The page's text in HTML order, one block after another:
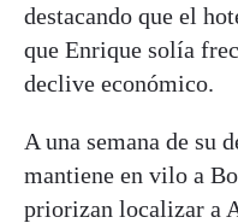
destacando que el
que Enrique solía
declive económico.
A una semana de su
mantiene en vilo a
priorizan localizar a